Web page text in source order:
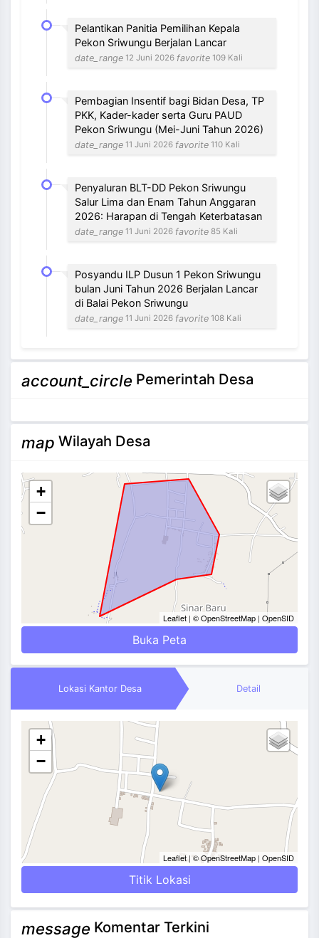
Pelantikan Panitia Pemilihan Kepala
Pekon Sriwungu Berjalan Lancar
date_range 12 Juni 2026 favorite 109 Kali
Pembagian Insentif bagi Bidan Desa, TP
PKK, Kader-kader serta Guru PAUD
Pekon Sriwungu (Mei-Juni Tahun 2026)
date_range 11 Juni 2026 favorite 110 Kali
Penyaluran BLT-DD Pekon Sriwungu
Salur Lima dan Enam Tahun Anggaran
2026: Harapan di Tengah Keterbatasan
date_range 11 Juni 2026 favorite 85 Kali
Posyandu ILP Dusun 1 Pekon Sriwungu
bulan Juni Tahun 2026 Berjalan Lancar
di Balai Pekon Sriwungu
date_range 11 Juni 2026 favorite 108 Kali
account_circle Pemerintah Desa
NEVI VILANTI, S.Kom
Bendahara Pekon
map Wilayah Desa
+
−
Leaflet| © OpenStreetMap| OpenSID
Buka Peta
Lokasi Kantor Desa Detail
+
−
Leaflet| © OpenStreetMap| OpenSID
Titik Lokasi
message Komentar Terkini